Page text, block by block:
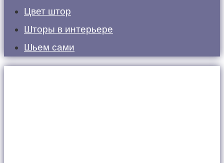
Цвет штор
Шторы в интерьере
Шьем сами